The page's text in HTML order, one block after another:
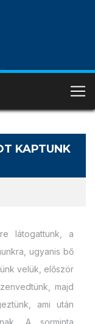
KAPTUNK
látogattunk, a
ugyanis bő
velük, először
majd
ami után
A sorminta